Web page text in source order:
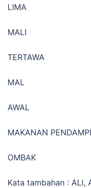
LIMA
MALI
TERTAWA
MAL
AWAL
MAKANAN
OMBAK
Kata tambahan : ALI,